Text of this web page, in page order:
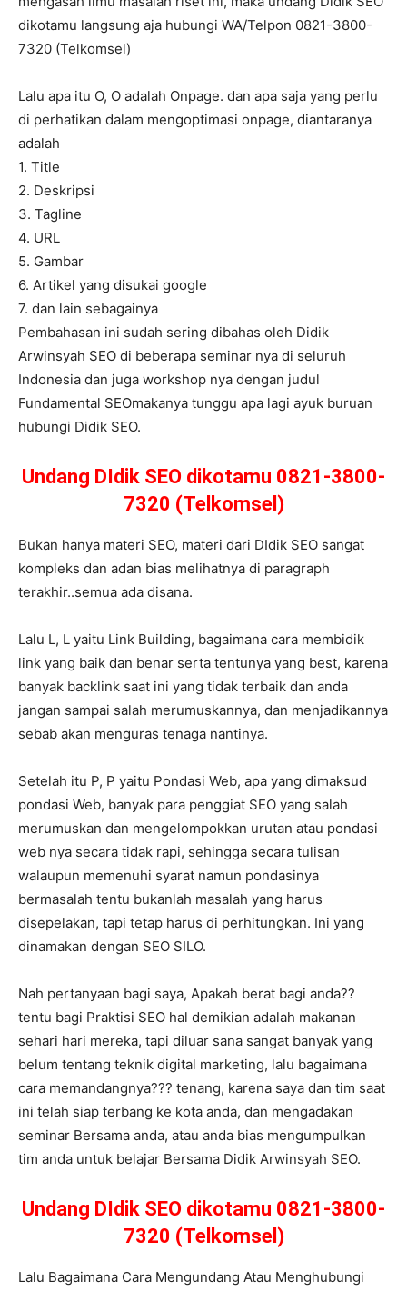
dikotamu langsung aja hubungi WA/Telpon 0821-3800-
7320 (Telkomsel)
Lalu apa itu O, O adalah Onpage. dan apa saja yang perlu
di perhatikan dalam mengoptimasi onpage, diantaranya
adalah
1. Title
2. Deskripsi
3. Tagline
4. URL
5. Gambar
6. Artikel yang disukai google
7. dan lain sebagainya
Pembahasan ini sudah sering dibahas oleh Didik
Arwinsyah SEO di beberapa seminar nya di seluruh
Indonesia dan juga workshop nya dengan judul
Fundamental SEOmakanya tunggu apa lagi ayuk buruan
hubungi Didik SEO.
Undang DIdik SEO dikotamu 0821-3800-
7320 (Telkomsel)
Bukan hanya materi SEO, materi dari DIdik SEO sangat
kompleks dan adan bias melihatnya di paragraph
terakhir..semua ada disana.
Lalu L, L yaitu Link Building, bagaimana cara membidik
link yang baik dan benar serta tentunya yang best, karena
banyak backlink saat ini yang tidak terbaik dan anda
jangan sampai salah merumuskannya, dan menjadikannya
sebab akan menguras tenaga nantinya.
Setelah itu P, P yaitu Pondasi Web, apa yang dimaksud
pondasi Web, banyak para penggiat SEO yang salah
merumuskan dan mengelompokkan urutan atau pondasi
web nya secara tidak rapi, sehingga secara tulisan
walaupun memenuhi syarat namun pondasinya
bermasalah tentu bukanlah masalah yang harus
disepelakan, tapi tetap harus di perhitungkan. Ini yang
dinamakan dengan SEO SILO.
Nah pertanyaan bagi saya, Apakah berat bagi anda??
tentu bagi Praktisi SEO hal demikian adalah makanan
sehari hari mereka, tapi diluar sana sangat banyak yang
belum tentang teknik digital marketing, lalu bagaimana
cara memandangnya??? tenang, karena saya dan tim saat
ini telah siap terbang ke kota anda, dan mengadakan
seminar Bersama anda, atau anda bias mengumpulkan
tim anda untuk belajar Bersama Didik Arwinsyah SEO.
Undang DIdik SEO dikotamu 0821-3800-
7320 (Telkomsel)
Lalu Bagaimana Cara Mengundang Atau Menghubungi